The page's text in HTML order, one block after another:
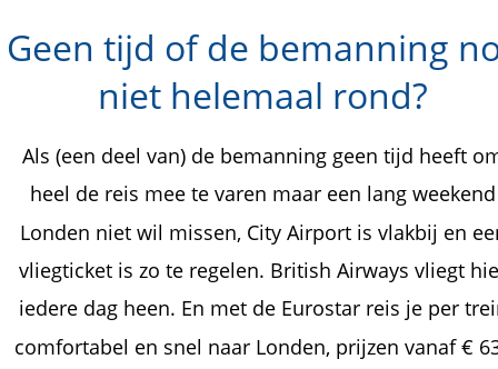
Geen tijd of de bemanning
niet helemaal rond?
Als (een deel van) de bemanning geen tijd heeft
heel de reis mee te varen maar een lang
Londen niet wil missen, City Airport is vlakbij en
vliegticket is zo te regelen. British Airways vliegt
iedere dag heen. En met de Eurostar reis je per
comfortabel en snel naar Londen, prijzen vanaf €